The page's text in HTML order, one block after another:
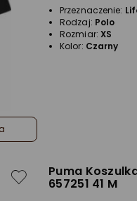
Przeznaczenie:
Rodzaj: Polo
Rozmiar: XS
Kolor: Czarny
Puma
657251 41 M